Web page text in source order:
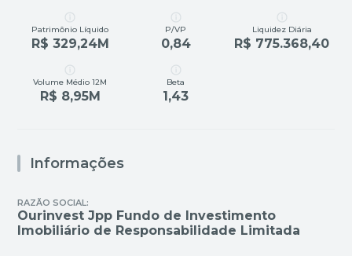
Patrimônio Líquido
R$ 329,24M
P/VP
0,84
Liquidez Diária
R$ 775.368,40
Volume Médio 12M
R$ 8,95M
Beta
1,43
Informações
RAZÃO SOCIAL:
Ourinvest Jpp Fundo de Investimento
Imobiliário de Responsabilidade Limitada